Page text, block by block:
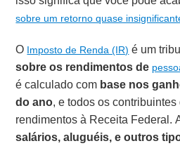
sobre um retorno quase
O Imposto de Renda (IR) é um
sobre os rendimentos de
é calculado com base nos
do ano, e todos os
rendimentos à Receita Federal.
salários, aluguéis, e outros